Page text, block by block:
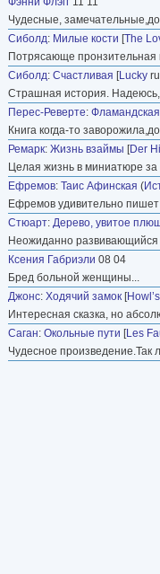
Чудесные,
Сиболд: Милые кости [The
Потрясающе пронзительная
Сиболд: Счастливая [Lucky
Страшная история.
Перес-Реверте:
Книга когда-то
Ремарк: Жизнь взаймы [Der
Целая жизнь в миниатюре за
Ефремов: Таис Афинская (
Ефремов удивительно
Стюарт: Дерево, увитое
Неожиданно развивающийся
Ксения Габриэли 08 04
Бред больной женщины...
Джонс: Ходячий замок [
Интересная сказка, но
Саган: Окольные пути [Les
Чудесное произведение.Так